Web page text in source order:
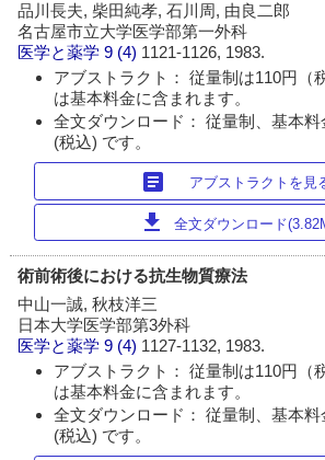
品川長夫, 柴田純孝, 石川周, 由良二郎
名古屋市立大学医学部第一外科
医学と薬学 9 (4) 1121-1126, 1983.
アブストラクト： 従量制は110円（
は基本料金に含まれます。
全文ダウンロード： 従量制、基本
(税込) です。
article アブストラクトを見
download 全文ダウンロード
術前術後における抗生物質療法
中山一誠, 秋枝洋三
日本大学医学部第3外科
医学と薬学 9 (4) 1127-1132, 1983.
アブストラクト： 従量制は110円（
は基本料金に含まれます。
全文ダウンロード： 従量制、基本
(税込) です。